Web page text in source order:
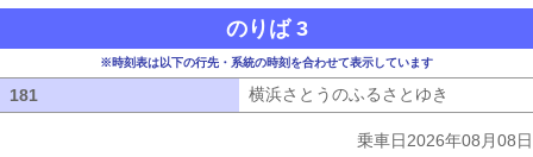
のりば 3
※時刻表は以下の行先・系統の時刻を合わせて表示しています
181 横浜さとうのふるさとゆき
乗車日2026年08月08日